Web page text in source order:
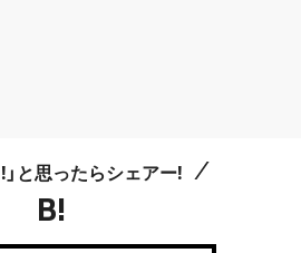
!」と思ったらシェアー!
B!